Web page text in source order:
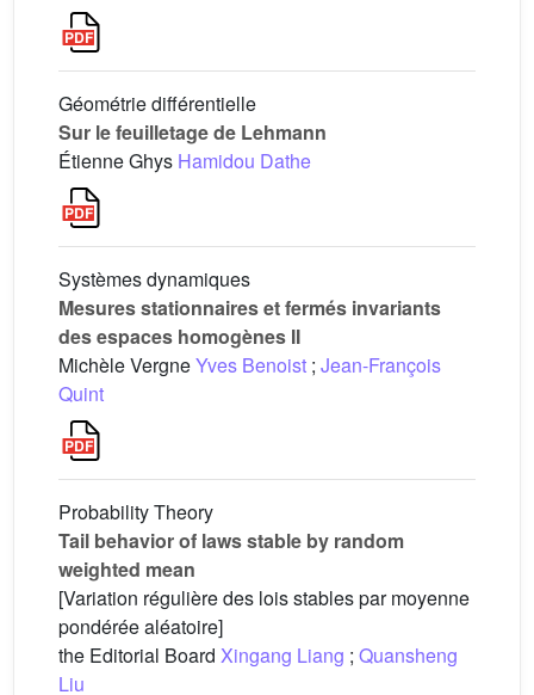
Géométrie différentielle
Sur le feuilletage de Lehmann
Étienne Ghys Hamidou Dathe
Systèmes dynamiques
Mesures stationnaires et fermés invariants
des espaces homogènes II
Michèle VergneYves Benoist ; Jean-François
Quint
Probability Theory
Tail behavior of laws stable by random
weighted mean
[Variation régulière des lois stables par moyenne
pondérée aléatoire]
the Editorial Board Xingang Liang ; Quansheng
Liu